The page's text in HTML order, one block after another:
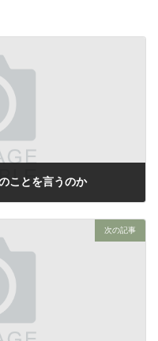
ことを言うのか
次の記事